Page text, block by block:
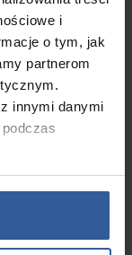
i
o tym, jak
partnerom
innymi danymi